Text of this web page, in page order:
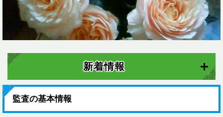
新着情報
監査の基本情報